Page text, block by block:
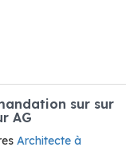
sur sur
AG
Architecte à